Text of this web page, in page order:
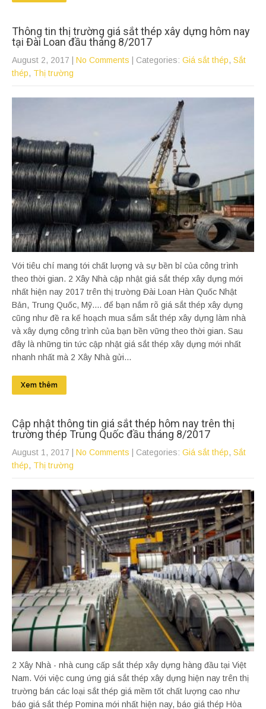
Thông tin thị trường giá sắt thép xây dựng hôm nay
tại Đài Loan đầu tháng 8/2017
August 2, 2017 No Comments | Categories: Giá sắt thép, Sắt
thép, Thị trường
Với tiêu chí mang tới chất lượng và sự bền bỉ của công trình
theo thời gian. 2 Xây Nhà cập nhật giá sắt thép xây dựng mới
nhất hiện nay 2017 trên thị trường Đài Loan Hàn Quốc Nhật
Bản, Trung Quốc, Mỹ.... để bạn nắm rõ giá sắt thép xây dựng
cũng như đề ra kế hoạch mua sắm sắt thép xây dựng làm nhà
và xây dựng công trình của bạn bền vững theo thời gian. Sau
đây là những tin tức cập nhật giá sắt thép xây dựng mới nhất
nhanh nhất mà 2 Xây Nhà gửi...
Xem thêm
Cập nhật thông tin giá sắt thép hôm nay trên thị
trường thép Trung Quốc đầu tháng 8/2017
August 1, 2017 No Comments | Categories: Giá sắt thép, Sắt
thép, Thị trường
2 Xây Nhà - nhà cung cấp sắt thép xây dựng hàng đầu tại Việt
Nam. Với việc cung ứng giá sắt thép xây dựng hiện nay trên thị
trường bán các loại sắt thép giá mềm tốt chất lượng cao như
báo giá sắt thép Pomina mới nhất hiện nay, báo giá thép Hòa